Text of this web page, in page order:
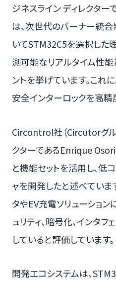
ジネスライン ディレクタ
は、次世代のバーナー統合
いてSTM32C5を選択した
測可能なリアルタイム性能
ントを挙げています。これ
安全インターロックを高精
Circontrol社（Circutorグ
クターであるEnrique
と機能セットを活用し、低
ャを開発したと述べていま
タやEV充電ソリューショ
ュリティ、暗号化、インタ
していると評価しています。
開発エコシステムは、